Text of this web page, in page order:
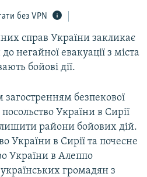
без VPN
справ України закликає
негайної евакуації з міста
бойові дії.
загостренням безпекової
посольство України в Сирії
райони бойових дій.
України в Сирії та почесне
України в Алеппо
громадян з